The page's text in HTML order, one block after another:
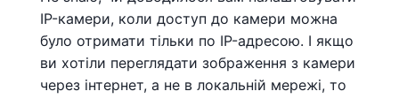
IP-камери, коли доступ до камери можна
було отримати тільки по IP-адресою. І якщо
ви хотіли переглядати зображення з камери
через інтернет, а не в локальній мережі, то